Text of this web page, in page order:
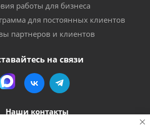
работы для бизнеса
для постоянных клиентов
партнеров и клиентов
на связи
Наши контакты